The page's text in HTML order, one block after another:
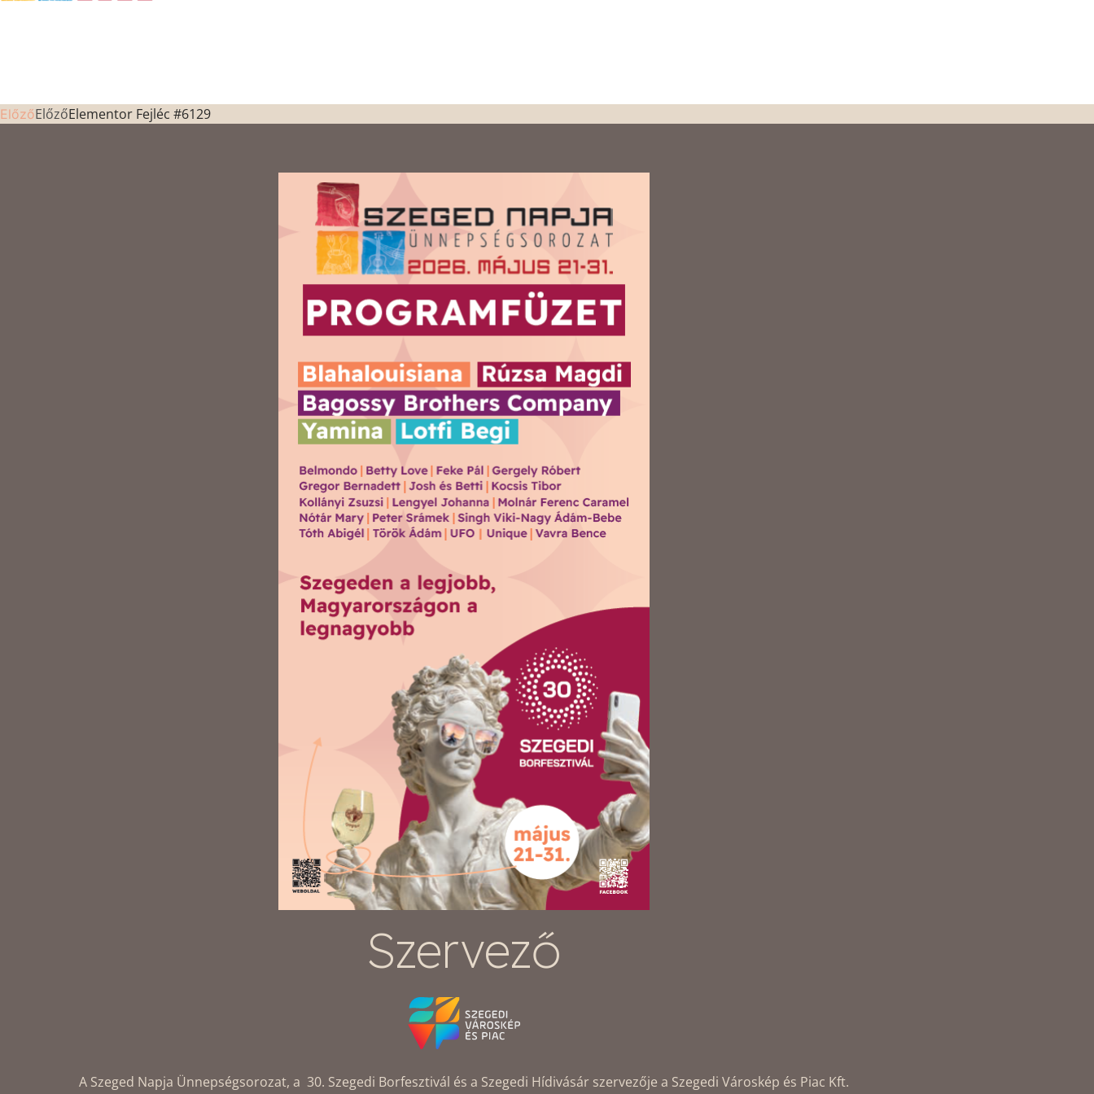
ElőzőElőzőElementor Fejléc #6129
Szervező
A Szeged Napja Ünnepségsorozat, a 30. Szegedi Borfesztivál és a Szegedi Hídivásár szervezője a Szegedi Városkép és Piac Kft.